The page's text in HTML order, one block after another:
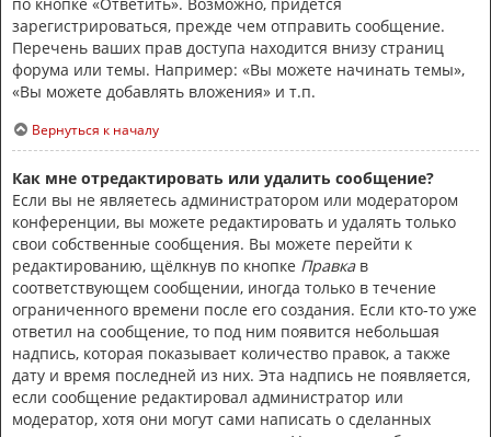
зарегистрироваться, прежде чем отправить сообщение.
Перечень ваших прав доступа находится внизу страниц
форума или темы. Например: «Вы можете начинать темы»,
«Вы можете добавлять вложения» и т.п.
Вернуться к началу
Как мне отредактировать или удалить сообщение?
Если вы не являетесь администратором или модератором
конференции, вы можете редактировать и удалять только
свои собственные сообщения. Вы можете перейти к
редактированию, щёлкнув по кнопке Правкав
соответствующем сообщении, иногда только в течение
ограниченного времени после его создания. Если кто-то уже
ответил на сообщение, то под ним появится небольшая
надпись, которая показывает количество правок, а также
дату и время последней из них. Эта надпись не появляется,
если сообщение редактировал администратор или
модератор, хотя они могут сами написать о сделанных